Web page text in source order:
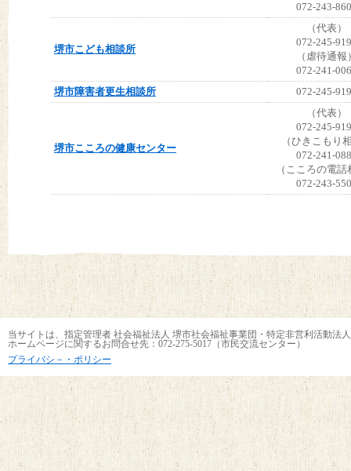
072-243-
堺市こども相談所
（代表）
072-245-
（虐待通報
072-241-
堺市障害者更生相談所
072-245-
堺市こころの健康センター
（代表）
072-245-
（ひきこもり
072-241-
（こころの電
072-243-
当サイトは、指定管理者 社会福祉法人 堺市社会福祉事業団・特定非営利活動
ホームページに関するお問合せ先：072-275-5017（市民交流センター）
プライバシ－・ポリシー